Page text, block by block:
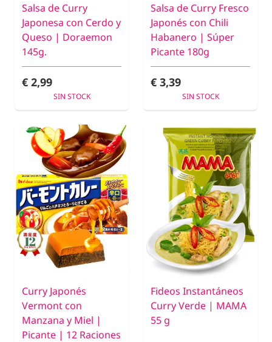
Salsa de Curry
Japonesa con Cerdo y
Queso | Doraemon
145g.
€ 2,99
SIN STOCK
Salsa de Curry Fresco
Japonés con Chili
Habanero | Súper
Picante 180g
€ 3,39
SIN STOCK
Curry Japonés
Vermont con
Manzana y Miel |
Picante | 12 Raciones
Fideos Instantáneos
Curry Verde | MAMA
55 g